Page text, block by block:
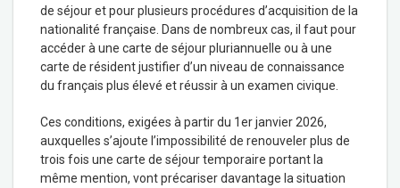
de séjour et pour plusieurs procédures d’acquisition de la
nationalité française. Dans de nombreux cas, il faut pour
accéder à une carte de séjour pluriannuelle ou à une
carte de résident justifier d’un niveau de connaissance
du français plus élevé et réussir à un examen civique.
Ces conditions, exigées à partir du 1er janvier 2026,
auxquelles s’ajoute l’impossibilité de renouveler plus de
trois fois une carte de séjour temporaire portant la
même mention, vont précariser davantage la situation